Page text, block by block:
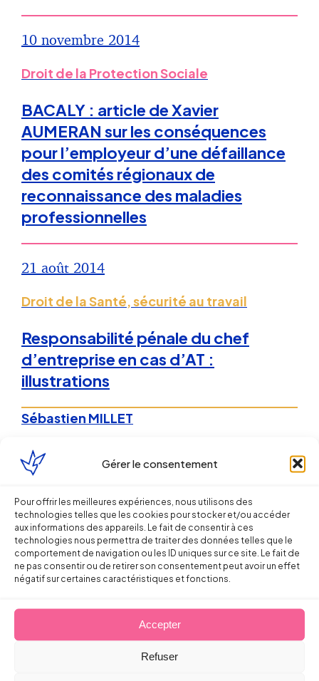
Gérer le consentement
Pour offrir les meilleures expériences, nous utilisons des
technologies telles que les cookies pour stocker et/ou accéder
aux informations des appareils. Le fait de consentir à ces
technologies nous permettra de traiter des données telles que le
comportement de navigation ou les ID uniques sur ce site. Le fait de
ne pas consentir ou de retirer son consentement peut avoir un effet
négatif sur certaines caractéristiques et fonctions.
Accepter
Refuser
10 novembre 2014
Droit de la Protection Sociale
BACALY : article de Xavier
AUMERAN sur les conséquences
pour l’employeur d’une défaillance
des comités régionaux de
reconnaissance des maladies
professionnelles
21 août 2014
Droit de la Santé, sécurité au travail
Responsabilité pénale du chef
d’entreprise en cas d’AT :
illustrations
Sébastien MILLET
21 juin 2013
Droit de la Santé, sécurité au travail
CDD & présomption de faute
inexcusable, peu d’échappatoires